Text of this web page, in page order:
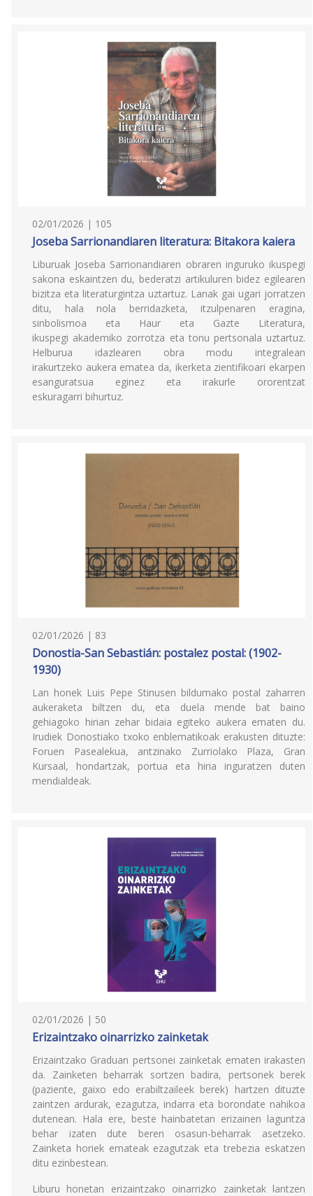
02/01/2026 | 105
Joseba Sarrionandiaren literatura: Bitakora kaiera
Liburuak Joseba Sarrionandiaren obraren inguruko ikuspegi
sakona eskaintzen du, bederatzi artikuluren bidez egilearen
bizitza eta literaturgintza uztartuz. Lanak gai ugari jorratzen
ditu, hala nola berridazketa, itzulpenaren eragina,
sinbolismoa eta Haur eta Gazte Literatura,
ikuspegi akademiko zorrotza eta tonu pertsonala uztartuz.
Helburua idazlearen obra modu integralean
irakurtzeko aukera ematea da, ikerketa zientifikoari ekarpen
esanguratsua eginez eta irakurle ororentzat
eskuragarri bihurtuz.
02/01/2026 | 83
Donostia-San Sebastián: postalez postal: (1902-
1930)
Lan honek Luis Pepe Stinusen bildumako postal zaharren
aukeraketa biltzen du, eta duela mende bat baino
gehiagoko hirian zehar bidaia egiteko aukera ematen du.
Irudiek Donostiako txoko enblematikoak erakusten dituzte:
Foruen Pasealekua, antzinako Zurriolako Plaza, Gran
Kursaal, hondartzak, portua eta hiria inguratzen duten
mendialdeak.
02/01/2026 | 50
Erizaintzako oinarrizko zainketak
Erizaintzako Graduan pertsonei zainketak ematen irakasten
da. Zainketen beharrak sortzen badira, pertsonek berek
(paziente, gaixo edo erabiltzaileek berek) hartzen dituzte
zaintzen ardurak, ezagutza, indarra eta borondate nahikoa
dutenean. Hala ere, beste hainbatetan erizainen laguntza
behar izaten dute beren osasun-beharrak asetzeko.
Zainketa horiek emateak ezagutzak eta trebezia eskatzen
ditu ezinbestean.
Liburu honetan erizaintzako oinarrizko zainketak lantzen